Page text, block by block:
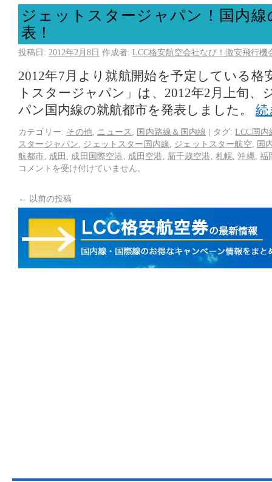
ジェットスタージャパン！国内線
表！
投稿日: 2012年2月8日 作成者: LCC格安航空会社なび！激安飛行機
2012年7月より就航開始を予定している格
トスタージャパン」は、2012年2月上旬、
パン国内線の就航都市を発表しました。 続
カテゴリー: その他 ニュース 国内路線＆国内線 | タグ: LCC国内
スタージャパン
ジェットスター国内線 ジェットスター航空
国
航都市
成田 成田国際空港 成田空港 新千歳空港 札幌 ,沖縄 ,福
コメントを受け付けていません。
← 以前の投稿